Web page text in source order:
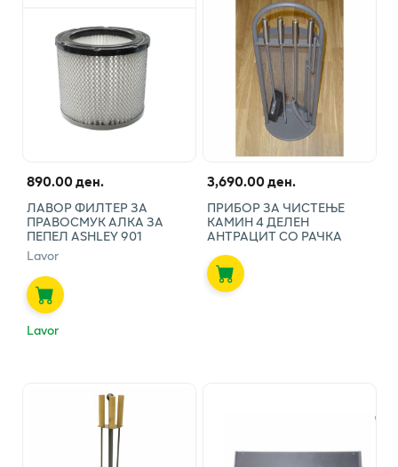
890.00 ден.
ЛАВОР ФИЛТЕР ЗА
ПРАВОСМУК АЛКА ЗА
ПЕПЕЛ ASHLEY 901
Lavor
Lavor
3,690.00 ден.
ПРИБОР ЗА ЧИСТЕЊЕ
КАМИН 4 ДЕЛЕН
АНТРАЦИТ СО РАЧКА